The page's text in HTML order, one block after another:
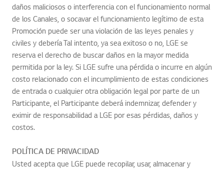
daños maliciosos o interferencia con el funcionamiento normal
de los Canales, o socavar el funcionamiento legítimo de esta
Promoción puede ser una violación de las leyes penales y
civiles y debería Tal intento, ya sea exitoso o no, LGE se
reserva el derecho de buscar daños en la mayor medida
permitida por la ley. Si LGE sufre una pérdida o incurre en algún
costo relacionado con el incumplimiento de estas condiciones
de entrada o cualquier otra obligación legal por parte de un
Participante, el Participante deberá indemnizar, defender y
eximir de responsabilidad a LGE por esas pérdidas, daños y
costos.
POLÍTICA DE PRIVACIDAD
Usted acepta que LGE puede recopilar, usar, almacenar y